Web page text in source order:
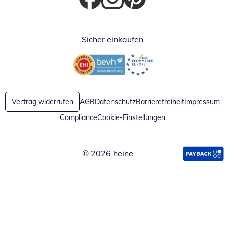
Öffnet in neuem Fenster
Öffnet in neuem Fenster
Öffnet in neuem Fenster
Sicher einkaufen
Öffnet in neuem FensterÖffnet in neuem Fenster
Vertrag widerrufen AGBDatenschutzBarrierefreiheitImpressum
ComplianceCookie-Einstellungen
© 2026 heine